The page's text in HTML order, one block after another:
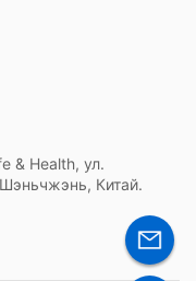
& Health, ул.
Китай.